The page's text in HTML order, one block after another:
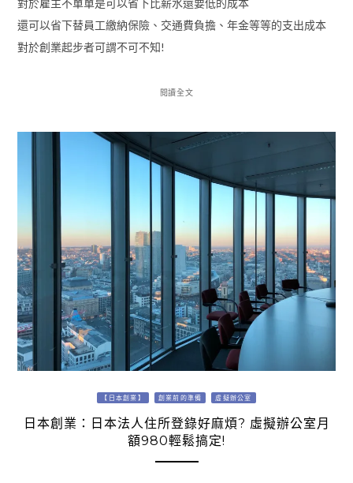
還可以省下替員工繳納保險、交通費負擔、年金等等的支出成本
對於創業起步者可謂不可不知!
閱讀全文
【日本創業】 創業前的準備 虛擬辦公室
日本創業：日本法人住所登錄好麻煩? 虛擬辦公室月
額980輕鬆搞定!